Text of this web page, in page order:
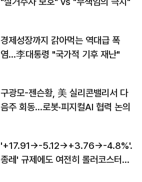
경제성장까지 갉아먹는 역대급 폭
염…李대통령 "국가적 기후 재난"
구광모-젠슨황, 美 실리콘밸리서 다
음주 회동…로봇·피지컬AI 협력 논의
'+17.91→-5.12→+3.76→-4.8%'…'
종레' 규제에도 여전히 롤러코스터